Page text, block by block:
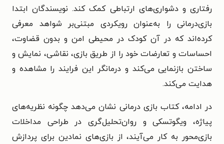
رفتاری و دشواری‌های ارتباطی کمک کند. نویسندگان ابتدا
بازی‌درمانی را به‌عنوان رویکردی مبتنی‌بر شواهد معرفی
کرده‌اند که در آن کودک در محیطی امن و بدون قضاوت،
احساسات و تعارضات خود را از طریق بازی، نقاشی، نمایش و
ساختن بازنمایی می‌کند و درمانگر این فرایند را مشاهده و
هدایت می‌کند.
در ادامه، کتاب بازی درمانی نشان می‌دهد چگونه نظریه‌های
پیاژه، ویگوتسکی و روان‌تحلیل‌گری در طراحی مداخلات
بازی‌محور به‌ کار می‌آیند، از بازی‌های نمادین برای پردازش